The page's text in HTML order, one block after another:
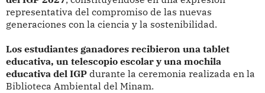
representativa del compromiso de las nuevas
generaciones con la ciencia y la sostenibilidad.
Los estudiantes ganadores recibieron una tablet
educativa, un telescopio escolar y una mochila
educativa del IGPdurante la ceremonia realizada en la
Biblioteca Ambiental del Minam.